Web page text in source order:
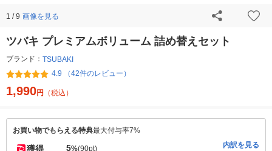
1 / 9 画像を見る
ツバキ プレミアムボリューム 詰め替えセット
ブランド： TSUBAKI
4.9 （42件のレビュー）
1,990円 （税込）
お買い物でもらえる特典最大付与率7%
獲得 5%(90pt) 内訳を見る